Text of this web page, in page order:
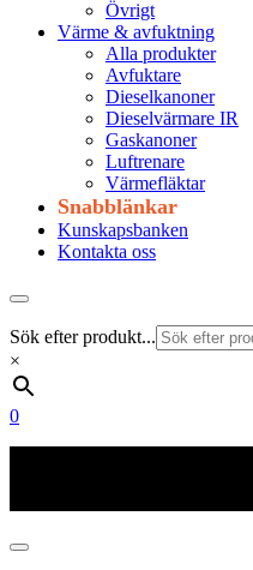
Övrigt
Värme & avfuktning
Alla produkter
Avfuktare
Dieselkanoner
Dieselvärmare IR
Gaskanoner
Luftrenare
Värmefläktar
Snabblänkar
Kunskapsbanken
Kontakta oss
Sök efter produkt...
×
0